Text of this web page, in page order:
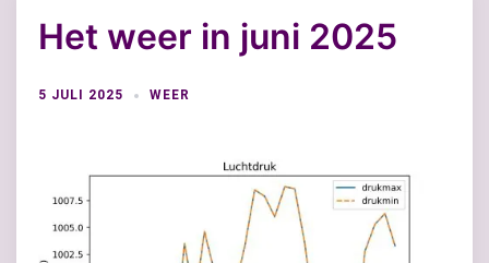
Het weer in juni 2025
5 JULI 2025 WEER